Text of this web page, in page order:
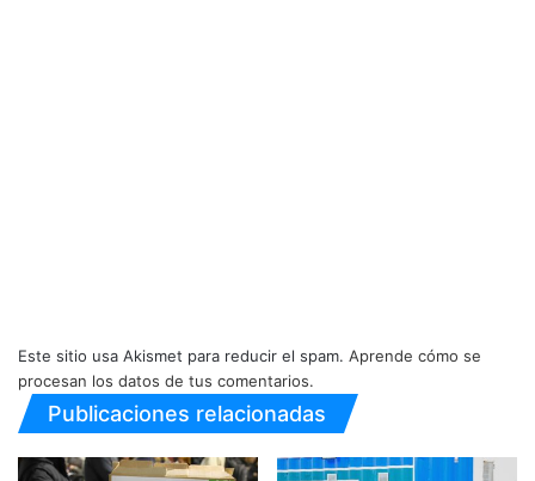
Este sitio usa Akismet para reducir el spam. Aprende cómo se
procesan los datos de tus comentarios.
Publicaciones relacionadas